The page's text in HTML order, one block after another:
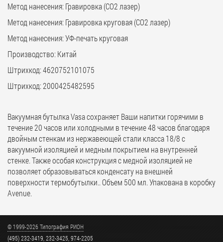
Метод нанесения: Гравировка (CO2 лазер)
Метод нанесения: Гравировка круговая (CO2 лазер)
Метод нанесения: УФ-печать круговая
Производство: Китай
Штрихкод: 4620752101075
Штрихкод: 2000425482595
Вакуумная бутылка Vasa cохраняет Ваши напитки горячими в
течение 20 часов или холодными в течение 48 часов благодаря
двойным стенкам из нержавеющей стали класса 18/8 с
вакуумной изоляцией и медным покрытием на внутренней
стенке. Также особая конструкция с медной изоляцией не
позволяет образовываться конденсату на внешней
поверхности термобутылки.. Объем 500 мл. Упакована в коробку
Avenue.
© 1999-2026 Типография РИОН
(495) 232-3419, 232-3425, 974-2205